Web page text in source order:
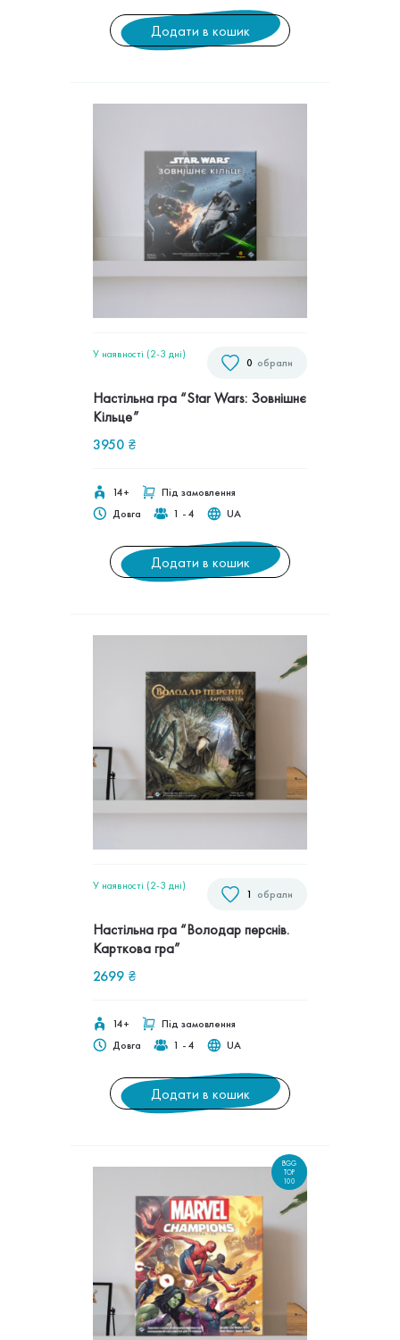
Додати в кошик
обрали
0
У наявності (2-3 дні)
Настільна гра “Star Wars: Зовнішнє
Кільце”
3950 ₴
14+
Під замовлення
Довга
1 - 4 UA
Додати в кошик
обрали
1
У наявності (2-3 дні)
Настільна гра “Володар перснів.
Карткова гра”
2699 ₴
14+
Під замовлення
Довга
1 - 4 UA
Додати в кошик
BGG
TOP
100